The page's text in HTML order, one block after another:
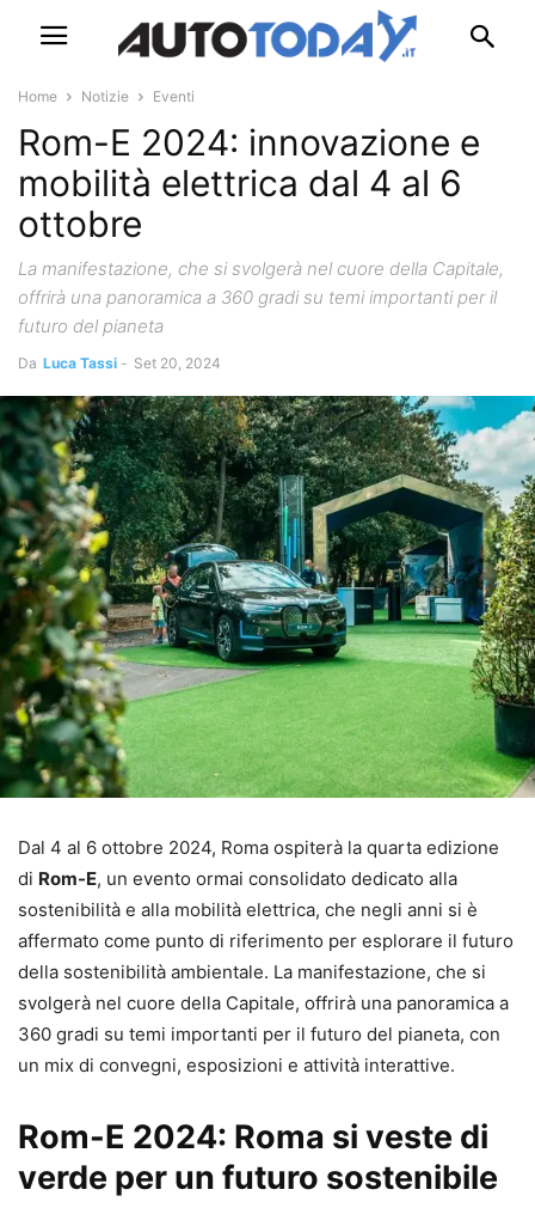
Home Notizie Eventi
Rom-E 2024: innovazione e
mobilità elettrica dal 4 al 6
ottobre
La manifestazione, che si svolgerà nel cuore della Capitale,
offrirà una panoramica a 360 gradi su temi importanti per il
futuro del pianeta
Da Luca Tassi - Set 20, 2024
Dal 4 al 6 ottobre 2024, Roma ospiterà la quarta edizione
di Rom-E, un evento ormai consolidato dedicato alla
sostenibilità e alla mobilità elettrica, che negli anni si è
affermato come punto di riferimento per esplorare il futuro
della sostenibilità ambientale. La manifestazione, che si
svolgerà nel cuore della Capitale, offrirà una panoramica a
360 gradi su temi importanti per il futuro del pianeta, con
un mix di convegni, esposizioni e attività interattive.
Rom-E 2024: Roma si veste di
verde per un futuro sostenibile